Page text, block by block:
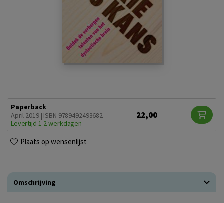
Paperback
April 2019 | ISBN 9789492493682
Levertijd 1-2 werkdagen
22,00
Plaats op wensenlijst
Omschrijving